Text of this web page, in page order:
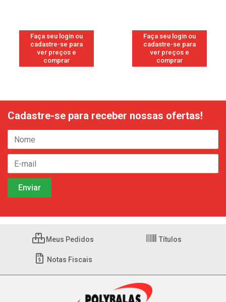
Faça seu login ou
cadastre-se para
ver preços e
comprar
Faça seu login ou
cadastre-se para
ver preços e
comprar
Cadastre-se para receber nossas ofertas!
Meus Pedidos Títulos
Notas Fiscais